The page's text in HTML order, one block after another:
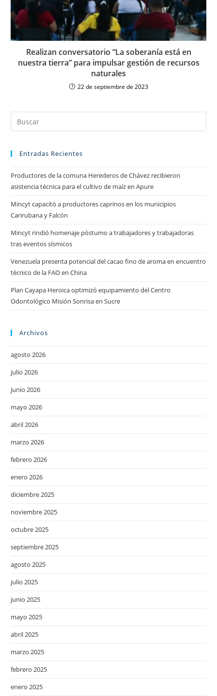
Realizan conversatorio “La soberanía está en
nuestra tierra” para impulsar gestión de recursos
naturales
22 de septiembre de 2023
Entradas Recientes
Productores de la comuna Herederos de Chávez recibieron
asistencia técnica para el cultivo de maíz en Apure
Mincyt capacitó a productores caprinos en los municipios
Carirubana y Falcón
Mincyt rindió homenaje póstumo a trabajadores y trabajadoras
tras eventos sísmicos
Venezuela presenta potencial del cacao fino de aroma en encuentro
técnico de la FAO en China
Plan Cayapa Heroica optimizó equipamiento del Centro
Odontológico Misión Sonrisa en Sucre
Archivos
agosto 2026
julio 2026
junio 2026
mayo 2026
abril 2026
marzo 2026
febrero 2026
enero 2026
diciembre 2025
noviembre 2025
octubre 2025
septiembre 2025
agosto 2025
julio 2025
junio 2025
mayo 2025
abril 2025
marzo 2025
febrero 2025
enero 2025